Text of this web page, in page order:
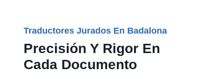
Traductores Jurados En Badalona
Precisión Y Rigor En
Cada Documento